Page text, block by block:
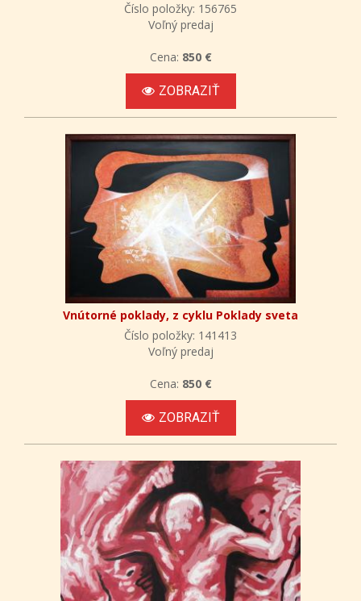
Číslo položky: 156765
Voľný predaj
Cena: 850 €
ZOBRAZIŤ
Vnútorné poklady, z cyklu Poklady sveta
Číslo položky: 141413
Voľný predaj
Cena: 850 €
ZOBRAZIŤ